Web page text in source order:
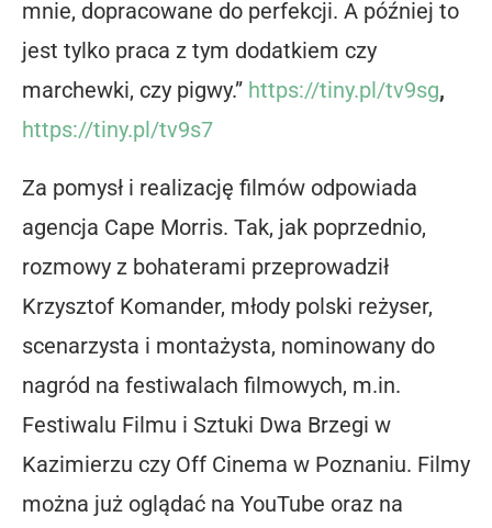
mnie, dopracowane do perfekcji. A później to
jest tylko praca z tym dodatkiem czy
marchewki, czy pigwy.” https://tiny.pl/tv9sg,
https://tiny.pl/tv9s7
Za pomysł i realizację filmów odpowiada
agencja Cape Morris. Tak, jak poprzednio,
rozmowy z bohaterami przeprowadził
Krzysztof Komander, młody polski reżyser,
scenarzysta i montażysta, nominowany do
nagród na festiwalach filmowych, m.in.
Festiwalu Filmu i Sztuki Dwa Brzegi w
Kazimierzu czy Off Cinema w Poznaniu. Filmy
można już oglądać na YouTube oraz na